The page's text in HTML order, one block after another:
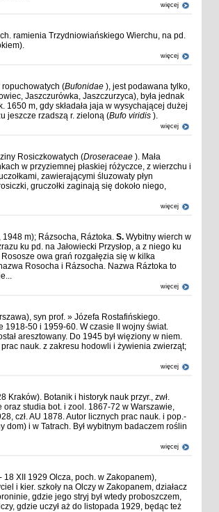
więcej
ramienia Trzydniowiańskiego Wierchu, na pd.
więcej
ropuchowatych (Bufonidae ), jest podawana tylko,
Jaszczurówka, Jaszczurzyca), była jednak
m, gdy składała jaja w wysychającej dużej
jeszcze rzadszą r. zieloną (Bufo viridis ).
więcej
Rosiczkowatych (Droseraceae ). Mała
w przyziemnej płaskiej różyczce, z wierzchu i
zawierającymi śluzowaty płyn
gruczołki zaginają się dokoło niego,
więcej
m); Rázsocha, Ráztoka. S. Wybitny wierch w
ku pd. na Jałowiecki Przysłop, a z niego ku
owa grań rozgałęzia się w kilka
Rosocha i Rázsocha. Nazwa Ráztoka to
więcej
syn prof. » Józefa Rostafińskiego.
1918-50 i 1959-60. W czasie II wojny świat.
aresztowany. Do 1945 był więziony w niem.
nauk. z zakresu hodowli i żywienia zwierząt;
więcej
Kraków). Botanik i historyk nauk przyr., zwł.
studia bot. i zool. 1867-72 w Warszawie,
czł. AU 1878. Autor licznych prac nauk. i pop.-
dom) i w Tatrach. Był wybitnym badaczem roślin
więcej
XII 1929 Olcza, poch. w Zakopanem),
i kier. szkoły na Olczy w Zakopanem, działacz
gdzie jego stryj był wtedy proboszczem,
gdzie uczył aż do listopada 1929, będąc też